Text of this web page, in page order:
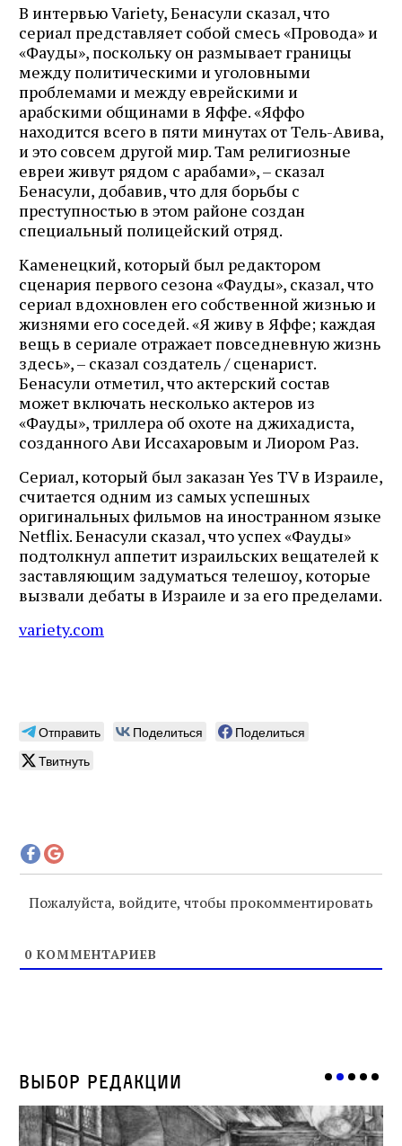
В интервью Variety, Бенасули сказал, что
сериал представляет собой смесь «Провода» и
«Фауды», поскольку он размывает границы
между политическими и уголовными
проблемами и между еврейскими и
арабскими общинами в Яффе. «Яффо
находится всего в пяти минутах от Тель-Авива,
и это совсем другой мир. Там религиозные
евреи живут рядом с арабами», – сказал
Бенасули, добавив, что для борьбы с
преступностью в этом районе создан
специальный полицейский отряд.
Каменецкий, который был редактором
сценария первого сезона «Фауды», сказал, что
сериал вдохновлен ​​его собственной жизнью и
жизнями его соседей. «Я живу в Яффе; каждая
вещь в сериале отражает повседневную жизнь
здесь», – сказал создатель / сценарист.
Бенасули отметил, что актерский состав
может включать несколько актеров из
«Фауды», триллера об охоте на джихадиста,
созданного Ави Иссахаровым и Лиором Раз.
Сериал, который был заказан Yes TV в Израиле,
считается одним из самых успешных
оригинальных фильмов на иностранном языке
Netflix. Бенасули сказал, что успех «Фауды»
подтолкнул аппетит израильских вещателей к
заставляющим задуматься телешоу, которые
вызвали дебаты в Израиле и за его пределами.
variety.com
Отправить Поделиться
Поделиться
Твитнуть
Пожалуйста, войдите, чтобы прокомментировать
0 КОММЕНТАРИЕВ
Выбор редакции